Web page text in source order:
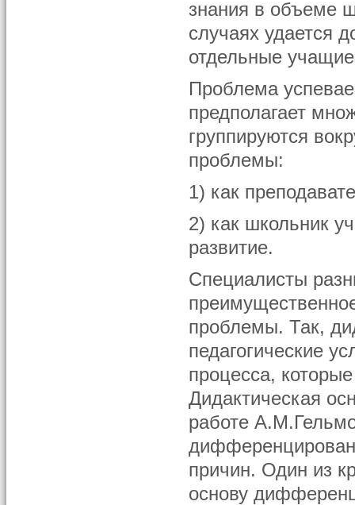
знания в объеме
случаях удается
отдельные
Проблема
предполагает
группируются
проблемы:
1) как
2) как школьник
развитие.
Специалисты
проблемы. Так,
педагогические
процесса,
Дидактическая
работе
причин. Один из
основу